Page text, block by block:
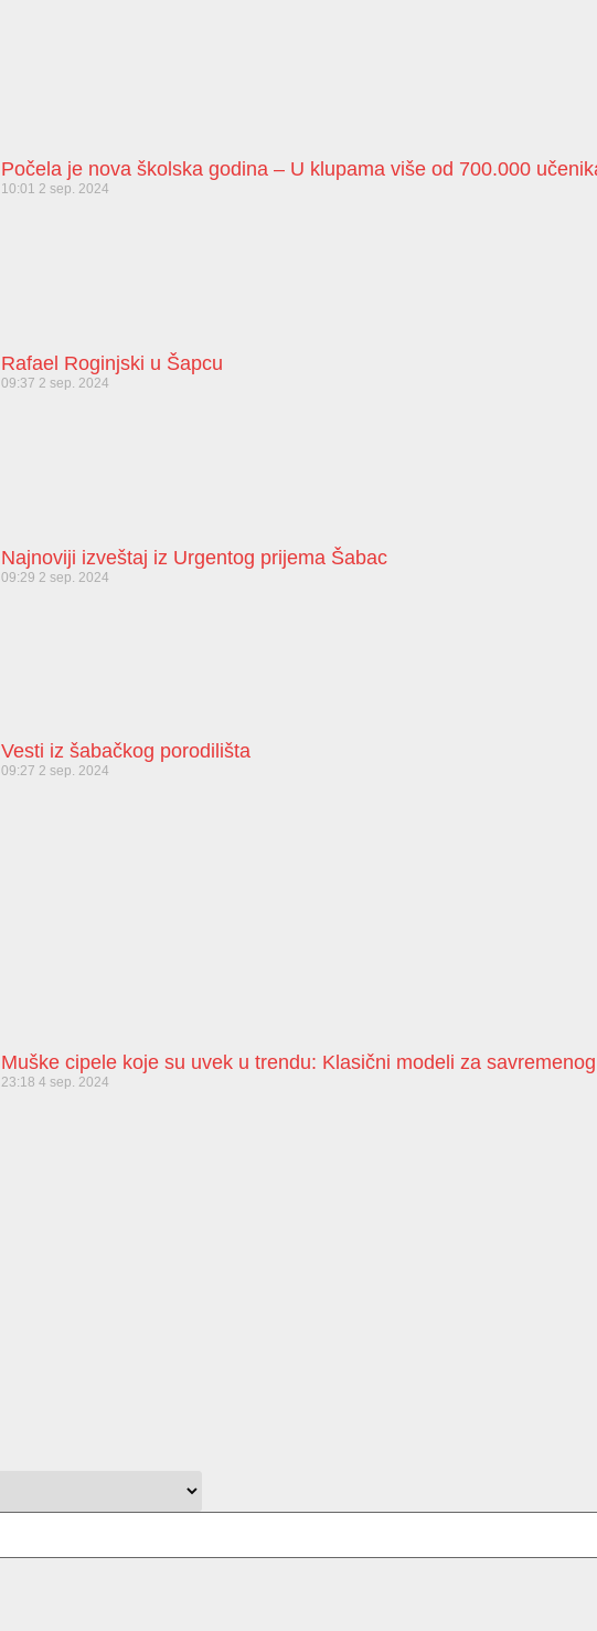
Počela je nova školska godina – U klupama više od 700.000
10:01 2 sep. 2024
Rafael Roginjski u Šapcu
09:37 2 sep. 2024
Najnoviji izveštaj iz Urgentog prijema Šabac
09:29 2 sep. 2024
Vesti iz šabačkog porodilišta
09:27 2 sep. 2024
Muške cipele koje su uvek u trendu: Klasični modeli za
23:18 4 sep. 2024